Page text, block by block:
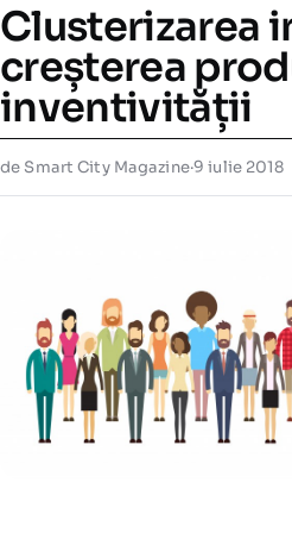
Clusterizarea
creșterea
inventivității
de Smart City Magazine·9 iulie 2018